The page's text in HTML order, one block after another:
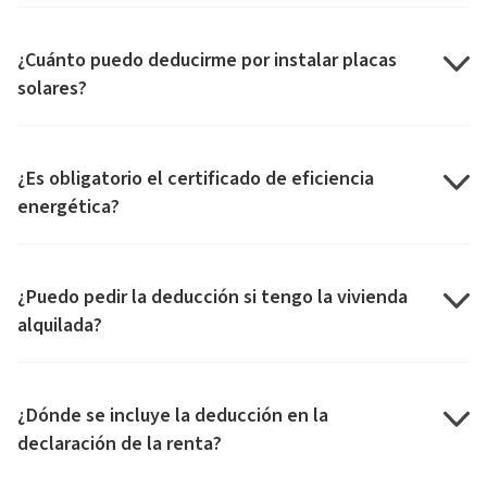
¿Cuánto puedo deducirme por instalar placas
solares?
¿Es obligatorio el certificado de eficiencia
energética?
¿Puedo pedir la deducción si tengo la vivienda
alquilada?
¿Dónde se incluye la deducción en la
declaración de la renta?